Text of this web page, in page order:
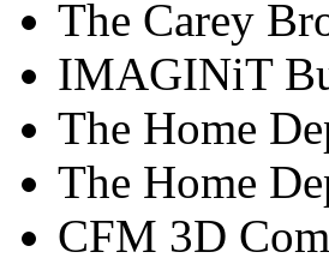
The Carey
IMAGINiT
The Home
The Home
CFM 3D